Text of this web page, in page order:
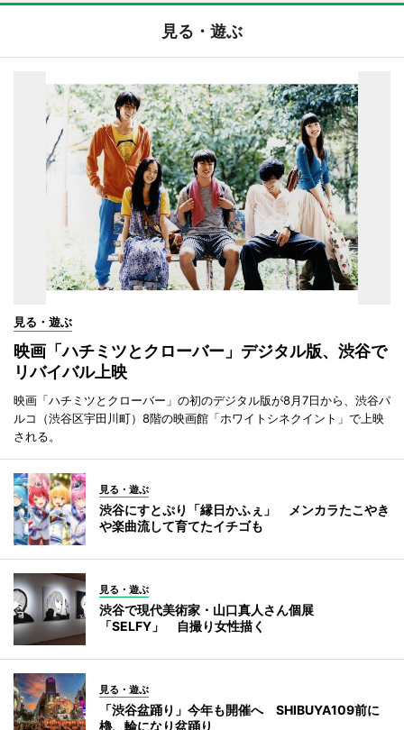
見る・遊ぶ
見る・遊ぶ
映画「ハチミツとクローバー」デジタル版、渋谷で
リバイバル上映
映画「ハチミツとクローバー」の初のデジタル版が8月7日から、渋谷パ
ルコ（渋谷区宇田川町）8階の映画館「ホワイトシネクイント」で上映
される。
見る・遊ぶ
渋谷にすとぷり「縁日かふぇ」 メンカラたこやき
や楽曲流して育てたイチゴも
見る・遊ぶ
渋谷で現代美術家・山口真人さん個展
「SELFY」 自撮り女性描く
見る・遊ぶ
「渋谷盆踊り」今年も開催へ SHIBUYA109前に
櫓、輪になり盆踊り